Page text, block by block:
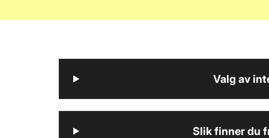
Valg av
Slik finner du